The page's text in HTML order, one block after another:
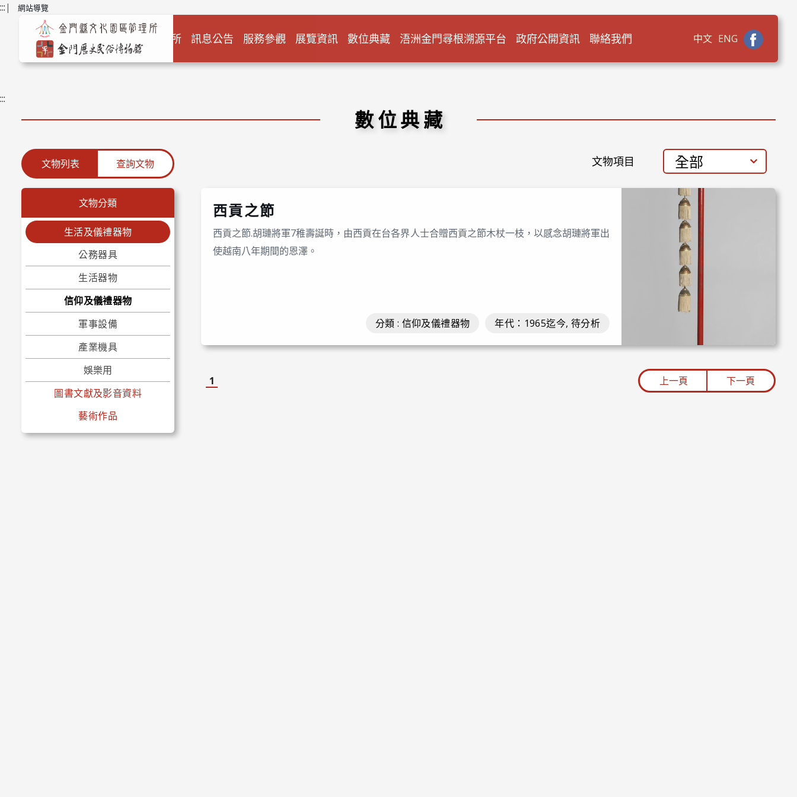
跳到主要內容
:::| 網站導覽
關於本所 訊息公告 服務參觀 展覽資訊 數位典藏 浯洲金門尋根溯源平台 政府公開資訊 聯絡我們 中文 ENG
:::
數位典藏
文物列表 查詢文物
文物分類
生活及儀禮器物
公務器具
生活器物
信仰及儀禮器物
軍事設備
產業機具
娛樂用
圖書文獻及影音資料
藝術作品
文物項目 全部
西貢之節
西貢之節.胡璉將軍7稚壽誕時，由西貢在台各界人士合贈西貢之節木杖一枝，以感念胡璉將軍出
使越南八年期間的恩澤。
年代：1965迄今, 待分析
分類 : 信仰及儀禮器物
1 上一頁 下一頁